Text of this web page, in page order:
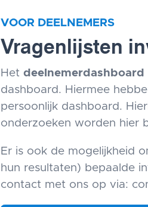
VOOR DEELNEMERS
Vragenlijsten
Hetdeelnemerdashboard
dashboard. Hiermee
persoonlijk dashboard.
onderzoeken worden hier
Er is ook de mogelijkheid
hun resultaten) bepaalde
contact met ons op via: